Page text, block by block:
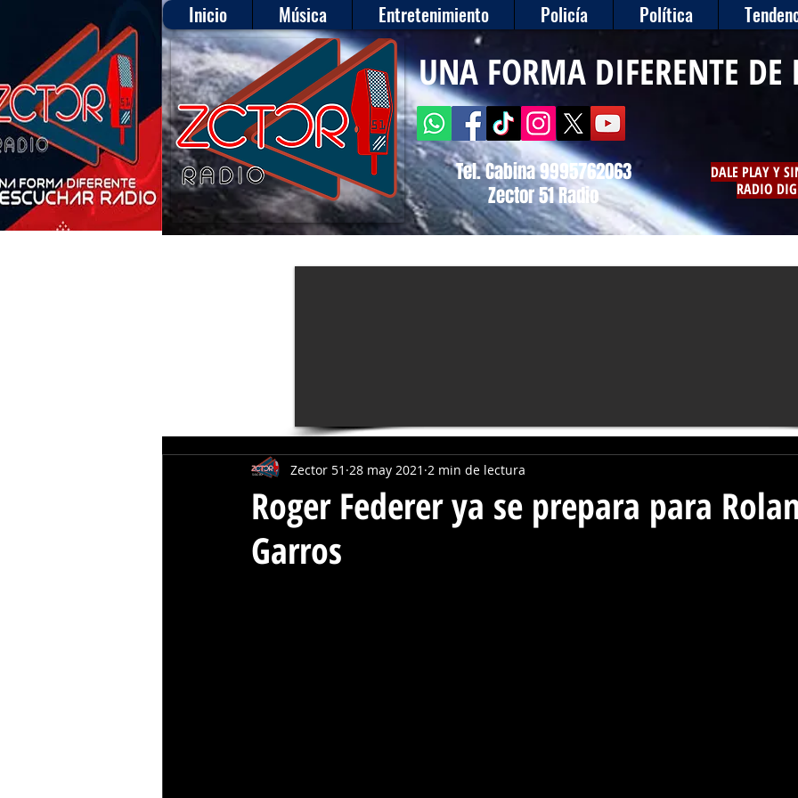
Inicio Música Entretenimiento Policía Política
Tel. Cabina 9995762063
Zector 51 Radio
DALE PLAY Y
RADIO
UNA FORMA DIFERENTE DE
Roger Federer ya se prepara para
Garros
Zector 51 28 may 2021 2 min de lectura